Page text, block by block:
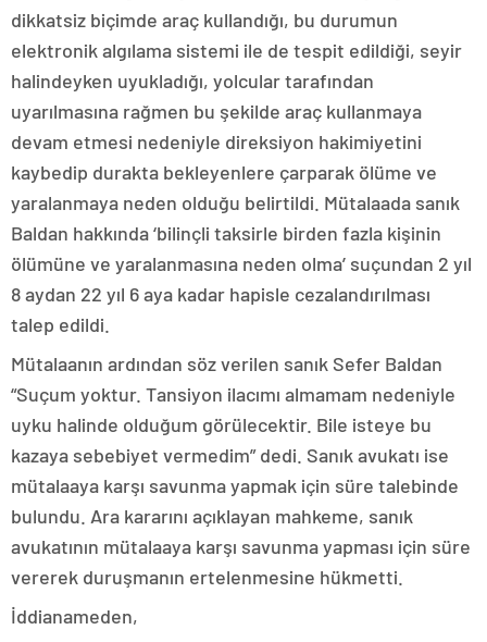
dikkatsiz biçimde araç kullandığı, bu durumun
elektronik algılama sistemi ile de tespit edildiği, seyir
halindeyken uyukladığı, yolcular tarafından
uyarılmasına rağmen bu şekilde araç kullanmaya
devam etmesi nedeniyle direksiyon hakimiyetini
kaybedip durakta bekleyenlere çarparak ölüme ve
yaralanmaya neden olduğu belirtildi. Mütalaada sanık
Baldan hakkında ‘bilinçli taksirle birden fazla kişinin
ölümüne ve yaralanmasına neden olma’ suçundan 2 yıl
8 aydan 22 yıl 6 aya kadar hapisle cezalandırılması
talep edildi.
Mütalaanın ardından söz verilen sanık Sefer Baldan
“Suçum yoktur. Tansiyon ilacımı almamam nedeniyle
uyku halinde olduğum görülecektir. Bile isteye bu
kazaya sebebiyet vermedim” dedi. Sanık avukatı ise
mütalaaya karşı savunma yapmak için süre talebinde
bulundu. Ara kararını açıklayan mahkeme, sanık
avukatının mütalaaya karşı savunma yapması için süre
vererek duruşmanın ertelenmesine hükmetti.
İddianameden,